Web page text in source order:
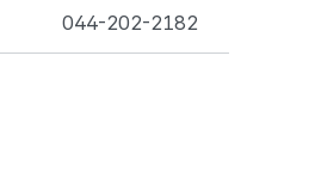
044-202-2182